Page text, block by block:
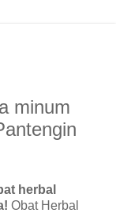
minum
herbal
Obat Herbal